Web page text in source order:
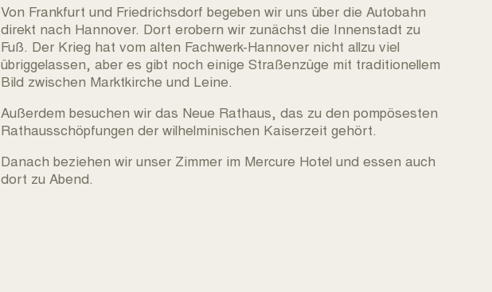
Von Frankfurt und Friedrichsdorf begeben wir uns über die Autobahn
direkt nach Hannover. Dort erobern wir zunächst die Innenstadt zu
Fuß. Der Krieg hat vom alten Fachwerk-Hannover nicht allzu viel
übriggelassen, aber es gibt noch einige Straßenzüge mit traditionellem
Bild zwischen Marktkirche und Leine.
Außerdem besuchen wir das Neue Rathaus, das zu den pompösesten
Rathausschöpfungen der wilhelminischen Kaiserzeit gehört.
Danach beziehen wir unser Zimmer im Mercure Hotel und essen auch
dort zu Abend.